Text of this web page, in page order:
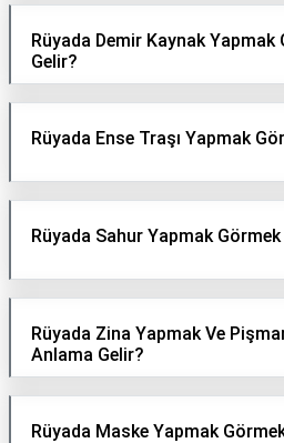
Rüyada Demir Kaynak Yapmak
Gelir?
Rüyada Ense Traşı Yapmak
Rüyada Sahur Yapmak
Rüyada Zina Yapmak Ve
Anlama Gelir?
Rüyada Maske Yapmak